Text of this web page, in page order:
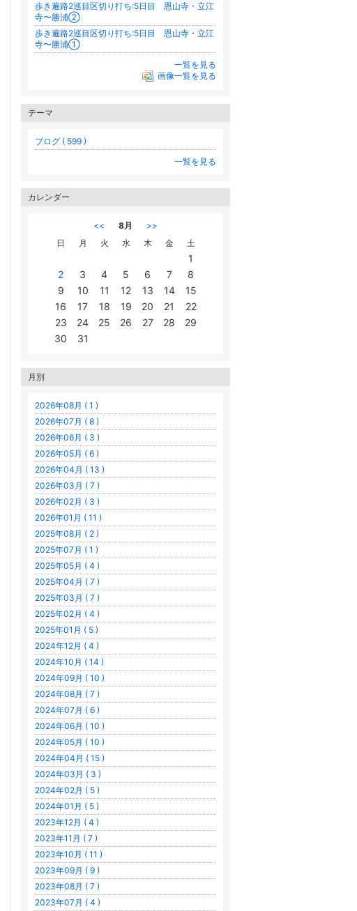
歩き遍路2巡目区切り打ち:5日目 恩山寺・立江
寺〜勝浦②
歩き遍路2巡目区切り打ち:5日目 恩山寺・立江
寺〜勝浦①
一覧を見る
画像一覧を見る
テーマ
ブログ ( 599 )
一覧を見る
カレンダー
<< 8月
>>
日
月 火 水 木 金 土
1
2
3 4 5 6 7
8
9
10 11 12 13 14
15
16
17 18 19 20 21
22
23
24 25 26 27 28
29
30
31
月別
2026年08月 ( 1 )
2026年07月 ( 8 )
2026年06月 ( 3 )
2026年05月 ( 6 )
2026年04月 ( 13 )
2026年03月 ( 7 )
2026年02月 ( 3 )
2026年01月 ( 11 )
2025年08月 ( 2 )
2025年07月 ( 1 )
2025年05月 ( 4 )
2025年04月 ( 7 )
2025年03月 ( 7 )
2025年02月 ( 4 )
2025年01月 ( 5 )
2024年12月 ( 4 )
2024年10月 ( 14 )
2024年09月 ( 10 )
2024年08月 ( 7 )
2024年07月 ( 6 )
2024年06月 ( 10 )
2024年05月 ( 10 )
2024年04月 ( 15 )
2024年03月 ( 3 )
2024年02月 ( 5 )
2024年01月 ( 5 )
2023年12月 ( 4 )
2023年11月 ( 7 )
2023年10月 ( 11 )
2023年09月 ( 9 )
2023年08月 ( 7 )
2023年07月 ( 4 )